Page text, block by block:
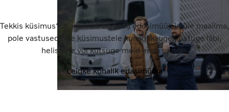
Tekkis küsimus? Kuna meil on sadu edasimüüjaid üle maailma,
pole vastused teie küsimustele kunagi kaugel. Astuge läbi,
helistage või kutsuge meid enda juurde.
Leidke kohalik edasimüüja